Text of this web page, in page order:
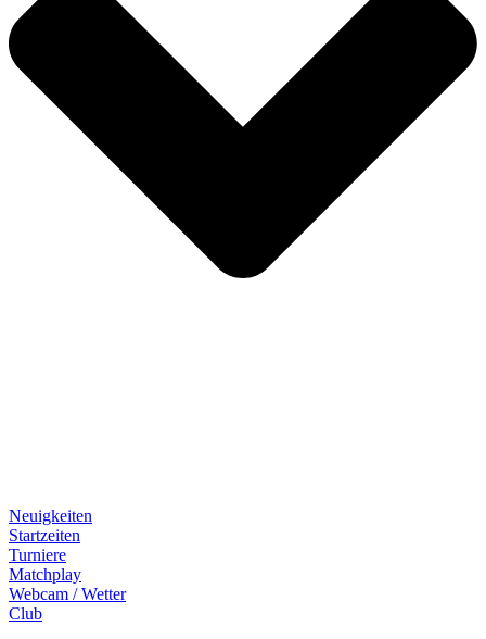
Neuigkeiten
Startzeiten
Turniere
Matchplay
Webcam / Wetter
Club